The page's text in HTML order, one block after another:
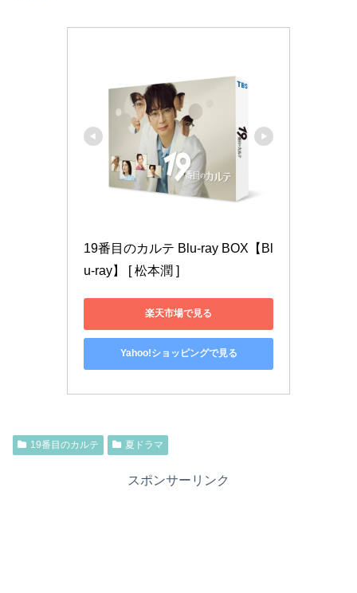
19番目のカルテ Blu-ray BOX【Bl
u-ray】 [ 松本潤 ]
楽天市場で見る
Yahoo!ショッピングで見る
19番目のカルテ 夏ドラマ
スポンサーリンク